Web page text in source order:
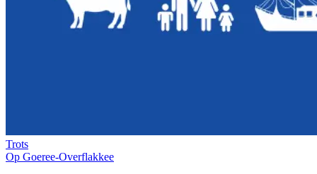
Trots
Op Goeree-Overflakkee